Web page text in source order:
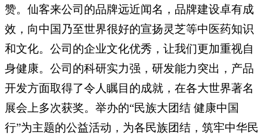
赞。仙客来公司的品牌远近闻名，品牌建设卓有成
效，向中国乃至世界很好的宣扬灵芝等中医药知识
和文化。公司的企业文化优秀，让我们更加重视自
身健康。公司的科研实力强，研发能力突出，产品
开发方面取得了令人瞩目的成就，在各大世界著名
展会上多次获奖。举办的“民族大团结 健康中国
行”为主题的公益活动，为各民族团结，筑牢中华民